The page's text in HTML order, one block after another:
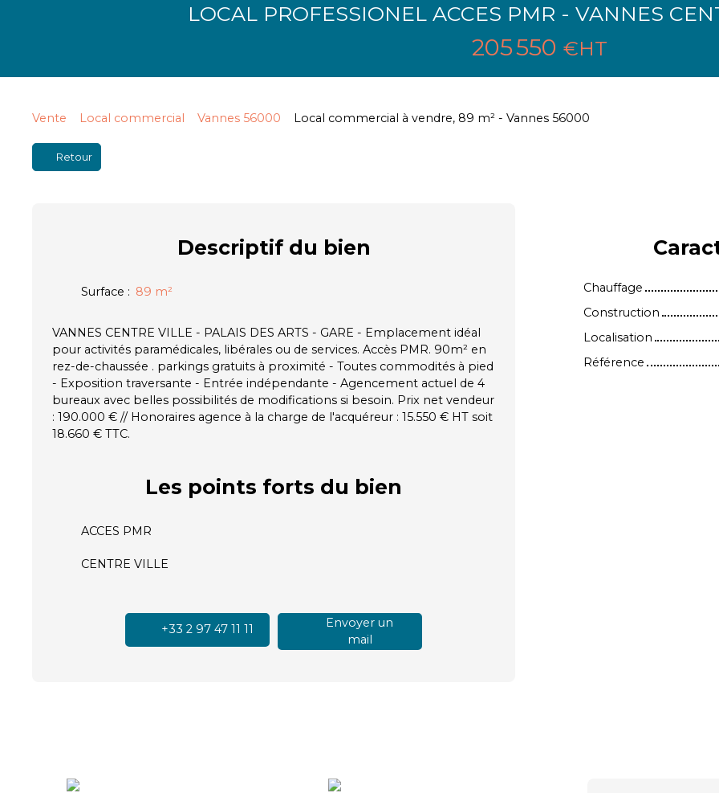
LOCAL PROFESSIONEL ACCES PMR - VANNES
205 550 €HT
Vente Local commercial Vannes 56000 Local commercial à vendre, 89 m² - Vannes 56000
Retour
Descriptifdu bien
Surface : 89 m²
VANNES CENTRE VILLE - PALAIS DES ARTS - GARE - Emplacement idéal
pour activités paramédicales, libérales ou de services. Accès PMR. 90m² en
rez-de-chaussée . parkings gratuits à proximité - Toutes commodités à pied
- Exposition traversante - Entrée indépendante - Agencement actuel de 4
bureaux avec belles possibilités de modifications si besoin. Prix net vendeur
: 190.000 € // Honoraires agence à la charge de l'acquéreur : 15.550 € HT soit
18.660 € TTC.
Les points forts du bien
ACCES PMR
CENTRE VILLE
+33 2 97 47 11 11
Envoyer un
mail
Chauffage
Construction
Localisation
Référence